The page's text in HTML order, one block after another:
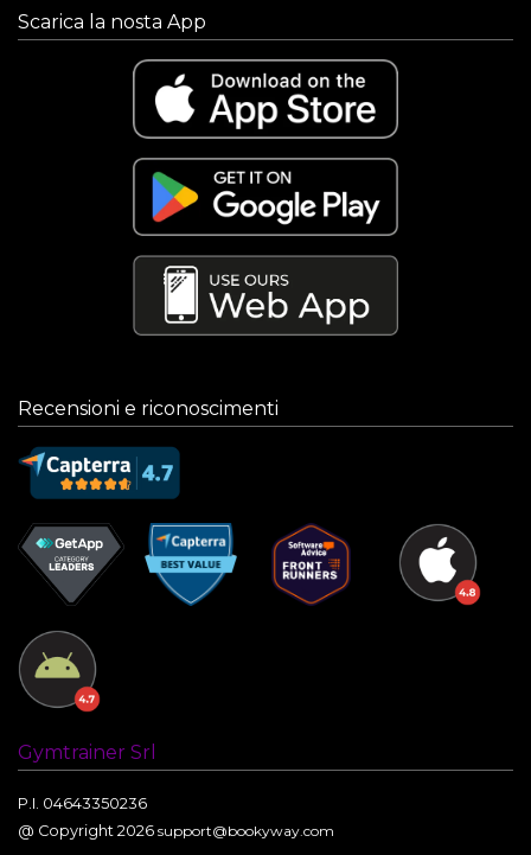
Scarica la nosta App
Recensioni e riconoscimenti
Gymtrainer Srl
P.I. 04643350236
@ Copyright 2026 support@bookyway.com